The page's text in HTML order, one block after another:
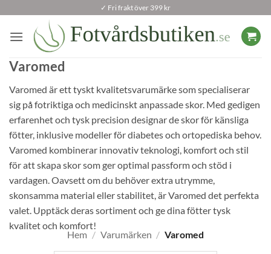
content
✓ Fri frakt över 399 kr
Varomed
Varomed är ett tyskt kvalitetsvarumärke som specialiserar
sig på fotriktiga och medicinskt anpassade skor. Med gedigen
erfarenhet och tysk precision designar de skor för känsliga
fötter, inklusive modeller för diabetes och ortopediska behov.
Varomed kombinerar innovativ teknologi, komfort och stil
för att skapa skor som ger optimal passform och stöd i
vardagen. Oavsett om du behöver extra utrymme,
skonsamma material eller stabilitet, är Varomed det perfekta
valet. Upptäck deras sortiment och ge dina fötter tysk
kvalitet och komfort!
Hem / Varumärken / Varomed